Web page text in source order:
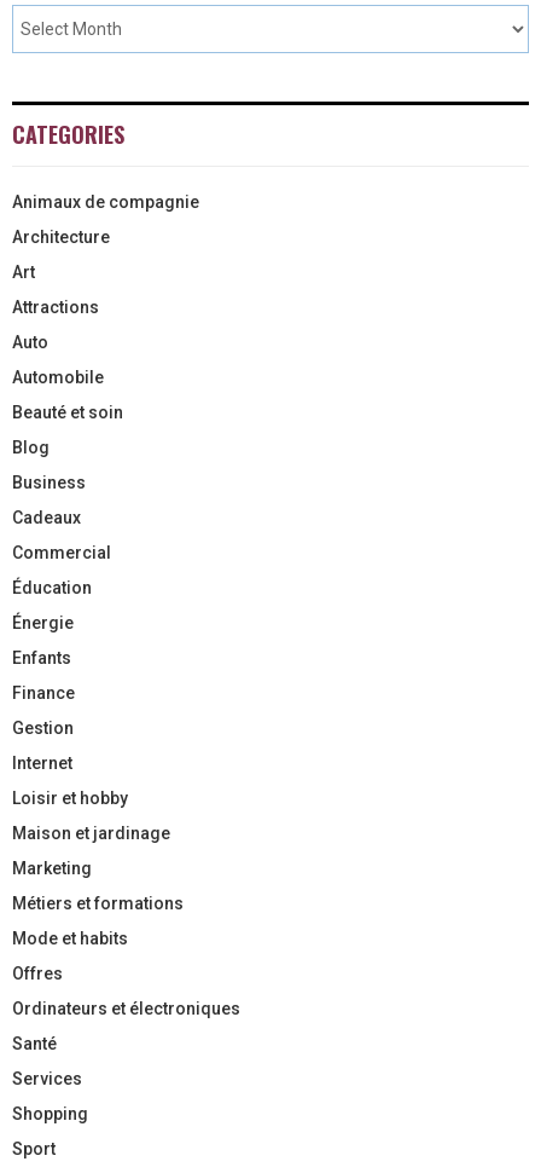
CATEGORIES
Animaux de compagnie
Architecture
Art
Attractions
Auto
Automobile
Beauté et soin
Blog
Business
Cadeaux
Commercial
Éducation
Énergie
Enfants
Finance
Gestion
Internet
Loisir et hobby
Maison et jardinage
Marketing
Métiers et formations
Mode et habits
Offres
Ordinateurs et électroniques
Santé
Services
Shopping
Sport